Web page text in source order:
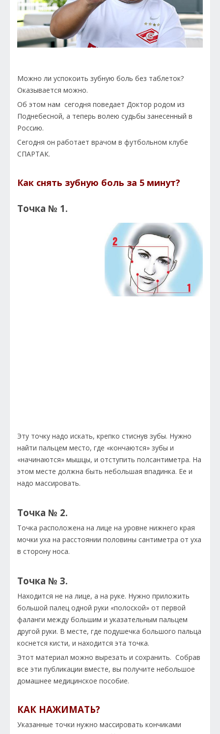
Можно ли успокоить зубную боль без таблеток?
Оказывается можно.
Об этом нам сегодня поведает Доктор родом из
Поднебесной, а теперь волею судьбы занесенный в
Россию.
Сегодня он работает врачом в футбольном клубе
СПАРТАК.
Как снять зубную боль за 5 минут?
Точка № 1.
Эту точку надо искать, крепко стиснув зубы. Нужно
найти пальцем место, где «кончаются» зубы и
«начинаются» мышцы, и отступить полсантиметра. На
этом месте должна быть небольшая впадинка. Ее и
надо массировать.
Точка № 2.
Точка расположена на лице на уровне нижнего края
мочки уха на расстоянии половины сантиметра от уха
в сторону носа.
Точка № 3.
Находится не на лице, а на руке. Нужно приложить
большой палец одной руки «полоской» от первой
фаланги между большим и указательным пальцем
другой руки. В месте, где подушечка большого пальца
коснется кисти, и находится эта точка.
Этот материал можно вырезать и сохранить. Собрав
все эти публикации вместе, вы получите небольшое
домашнее медицинское пособие.
КАК НАЖИМАТЬ?
Указанные точки нужно массировать кончиками